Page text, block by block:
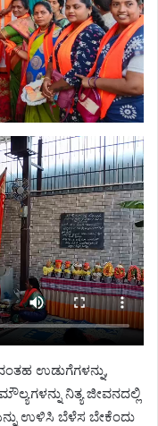
ಉಡುಗೆಗಳನ್ನು,
ನಿತ್ಯ ಜೀವನದಲ್ಲಿ
ಉಳಿಸಿ ಬೆಳೆಸ ಬೇಕೆಂದು